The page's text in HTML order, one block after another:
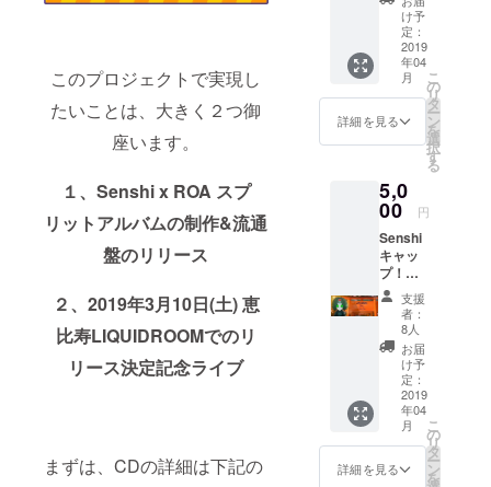
このプロジェクトで実現し
たいことは、大きく２つ御
座います。
１、Senshi x ROA スプ
リットアルバムの制作&流通
盤のリリース
２、2019年3月10日(土) 恵
比寿LIQUIDROOMでのリ
リース決定記念ライブ
まずは、CDの詳細は下記の
は掲載
をお断
りする
事が御
座いま
す、ご
ださ
い。 ※
問題で
映像が
乱れる
可能性
もござ
います
がご了
承くだ
さい
を使用
させて
頂きま
すご了
承くだ
※また特
定の人
お名前
や公序
良俗に
反する
お名前
は掲載
をお断
りする
事が御
座いま
す、ご
注意く
ださ
い。
ない場
合は
CAMPF
IREにて
使用さ
るユー
ザーID
頂きま
すご了
承くだ
さい。
※また特
定の人
物を比
喩する
お名前
や公序
良俗に
反する
お名前
は掲載
をお断
事が御
(160CM
) 44 64
(165CM
) 47 67
20 M
(170CM
) 53 73
20 XL
) 56 75
20 ※支
援時に
必ず備
考欄に
CDクレ
ジット
記載の
ご希望
のお名
前をご
記入く
い。 ※
meet&g
reet参
加券 プ
ライ
ベート
ライブ
招待券
観光 ボ
ディ：
GILDA
N63000
サイ
ズ：(左
から身
幅 (CM)
身丈
(CM)袖
(CM))
(160CM
) 44 64
20 S
(165CM
ツ9種類
の中か
ら1つ選
ディ：
GILDA
N63000
サイ
ズ：(左
幅 (CM)
身丈
(CM)袖
丈
(CM))
XS
(160CM
) 44 64
20 S
(165CM
) 47 67
20 M
(170CM
) 50 70
20 L
(175CM
) 53 73
け予
定：
2019
年04
月
詳細を見る
こ
の
リ
タ
ー
ン
を
選
択
す
る
5,0
00 円
Senshi
キャッ
プ！
（デザ
イン後
日発
表！）
ディ：
OTTOま
たは
YUPOO
NGのス
ナップ
バック
支援
者：
8人
お届
け予
定：
2019
年04
月
詳細を見る
こ
の
リ
タ
ー
ン
を